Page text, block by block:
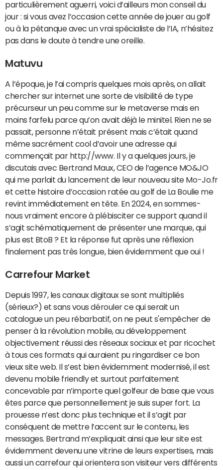
particulièrement aguerri, voici d’ailleurs mon conseil du
jour : si vous avez l’occasion cette année de jouer au golf
ou à la pétanque avec un vrai spécialiste de l’IA, n’hésitez
pas dans le doute à tendre une oreille.
Matuvu
A l’époque, je l’ai compris quelques mois après, on allait
chercher sur internet une sorte de visibilité de type
précurseur un peu comme sur le metaverse mais en
moins farfelu parce qu’on avait déjà le minitel. Rien ne se
passait, personne n’était présent mais c’était quand
même sacrément cool d’avoir une adresse qui
commençait par http://www. Il y a quelques jours, je
discutais avec Bertrand Maux, CEO de l’agence MO&JO
qui me parlait du lancement de leur nouveau site Mo-Jo.fr
et cette histoire d’occasion ratée au golf de La Boulie me
revint immédiatement en tête. En 2024, en sommes-
nous vraiment encore à plébisciter ce support quand il
s’agit schématiquement de présenter une marque, qui
plus est BtoB ? Et la réponse fut après une réflexion
finalement pas très longue, bien évidemment que oui !
Carrefour Market
Depuis 1997, les canaux digitaux se sont multipliés
(sérieux?) et sans vous dérouler ce qui serait un
catalogue un peu rébarbatif, on ne peut s'empêcher de
penser à la révolution mobile, au développement
objectivement réussi des réseaux sociaux et par ricochet
à tous ces formats qui auraient pu ringardiser ce bon
vieux site web. Il s’est bien évidemment modernisé, il est
devenu mobile friendly et surtout parfaitement
concevable par n’importe quel golfeur de base que vous
êtes parce que personnellement je suis super fort. La
prouesse n’est donc plus technique et il s’agit par
conséquent de mettre l’accent sur le contenu, les
messages. Bertrand m’expliquait ainsi que leur site est
évidemment devenu une vitrine de leurs expertises, mais
aussi un carrefour qui orientera son visiteur vers différents